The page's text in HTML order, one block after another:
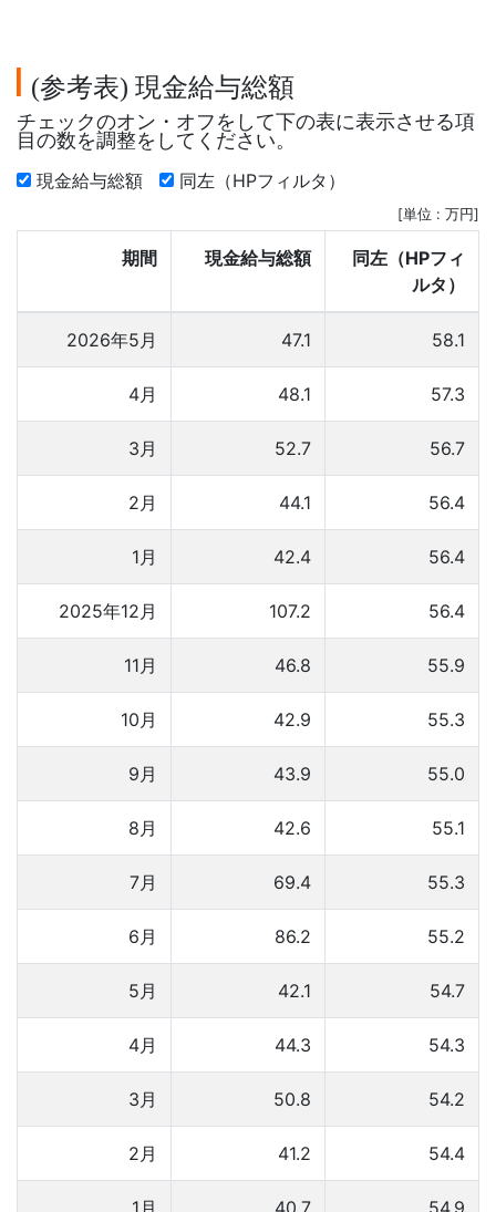
(参考表) 現金給与総額
チェックのオン・オフをして下の表に表示させる項
目の数を調整をしてください。
現金給与総額 同左（HPフィルタ）
[単位 : 万円]
期間 現金給与総額
同左（HPフィ
ルタ）
2026年5月 47.1 58.1
4月 48.1 57.3
3月 52.7 56.7
2月 44.1 56.4
1月 42.4 56.4
2025年12月 107.2 56.4
11月 46.8 55.9
10月 42.9 55.3
9月 43.9 55.0
8月 42.6 55.1
7月 69.4 55.3
6月 86.2 55.2
5月 42.1 54.7
4月 44.3 54.3
3月 50.8 54.2
2月 41.2 54.4